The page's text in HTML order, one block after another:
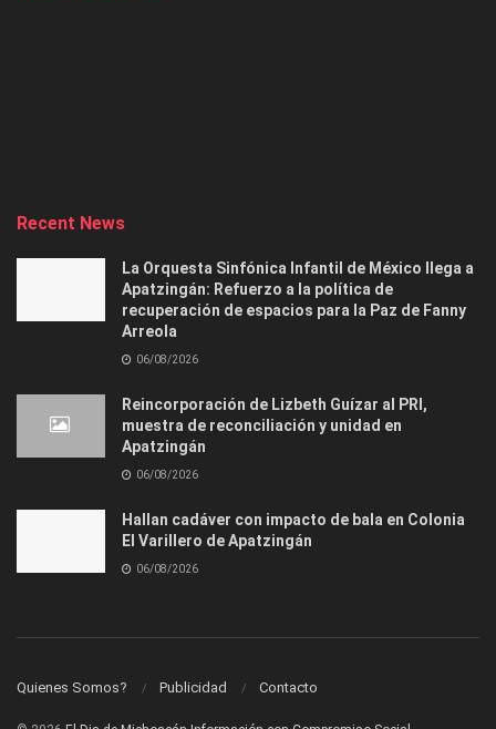
Recent News
La Orquesta Sinfónica Infantil de México llega a
Apatzingán: Refuerzo a la política de
recuperación de espacios para la Paz de Fanny
Arreola
06/08/2026
Reincorporación de Lizbeth Guízar al PRI,
muestra de reconciliación y unidad en
Apatzingán
06/08/2026
Hallan cadáver con impacto de bala en Colonia
El Varillero de Apatzingán
06/08/2026
Quienes Somos? Publicidad Contacto